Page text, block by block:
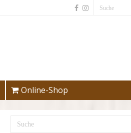
Online-Shop